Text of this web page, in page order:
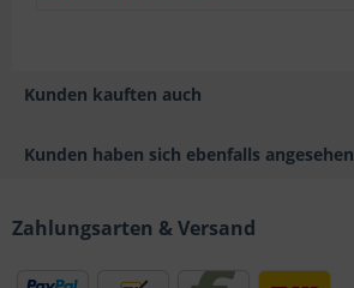
Kunden kauften auch
Kunden haben sich ebenfalls angesehen
Zahlungsarten & Versand